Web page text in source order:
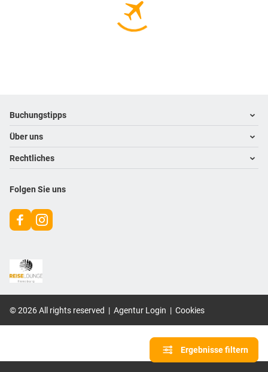
Ergebnisse filtern
Footer navigation
Buchungstipps
Warum im Reisebüro buchen
Hoteltipps
Reisewelten
Über uns
Kontakt
Karriere
Rechtliches
Folgen Sie uns
©2026All rights reserved | Agentur Login | Cookies